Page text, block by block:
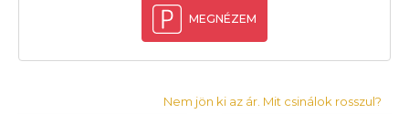
MEGNÉZEM
Nem jön ki az ár. Mit csinálok rosszul?